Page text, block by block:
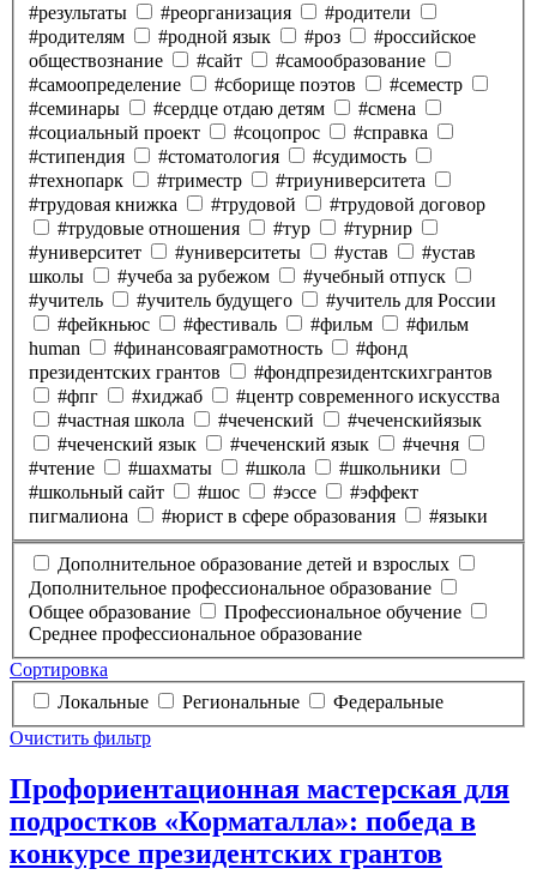
#результаты
#реорганизация
#родители
#родителям
#родной язык #роз
#российское
обществознание
#сайт
#самообразование
#самоопределение
#сборище поэтов
#семестр
#семинары
#сердце отдаю детям
#смена
#социальный проект
#соцопрос
#справка
#стипендия
#стоматология
#судимость
#технопарк
#триместр
#триуниверситета
#трудовая книжка
#трудовой
#трудовой договор
#трудовые отношения
#тур
#турнир
#университет
#университеты #устав
#устав
школы
#учеба за рубежом
#учебный отпуск
#учитель
#учитель будущего
#учитель для России
#фейкньюс
#фестиваль #фильм
#фильм
human
#финансоваяграмотность
#фонд
президентских грантов
#фондпрезидентскихгрантов
#фпг
#хиджаб
#центр современного искусства
#частная школа
#чеченский
#чеченскийязык
#чеченский язык
#чеченский язык
#чечня
#чтение
#шахматы #школа
#школьники
#школьный сайт
#шос #эссе
#эффект
пигмалиона
#юрист в сфере образования #языки
Дополнительное образование детей и взрослых
Дополнительное профессиональное образование
Общее образование
Профессиональное обучение
Среднее профессиональное образование
Сортировка
Локальные
Региональные
Федеральные
Очистить фильтр
Профориентационная мастерская для
подростков «Корматалла»: победа в
конкурсе президентских грантов